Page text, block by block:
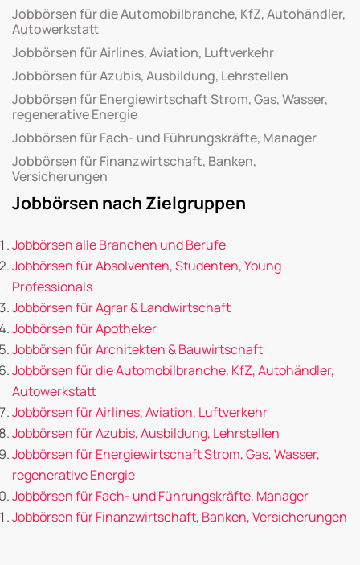
Jobbörsen für die Automobilbranche, KfZ, Autohändler,
Autowerkstatt
Jobbörsen für Airlines, Aviation, Luftverkehr
Jobbörsen für Azubis, Ausbildung, Lehrstellen
Jobbörsen für Energiewirtschaft Strom, Gas, Wasser,
regenerative Energie
Jobbörsen für Fach- und Führungskräfte, Manager
Jobbörsen für Finanzwirtschaft, Banken,
Versicherungen
Jobbörsen nach Zielgruppen
Jobbörsen alle Branchen und Berufe
Jobbörsen für Absolventen, Studenten, Young
Professionals
Jobbörsen für Agrar & Landwirtschaft
Jobbörsen für Apotheker
Jobbörsen für Architekten & Bauwirtschaft
Jobbörsen für die Automobilbranche, KfZ, Autohändler,
Autowerkstatt
Jobbörsen für Airlines, Aviation, Luftverkehr
Jobbörsen für Azubis, Ausbildung, Lehrstellen
Jobbörsen für Energiewirtschaft Strom, Gas, Wasser,
regenerative Energie
Jobbörsen für Fach- und Führungskräfte, Manager
Jobbörsen für Finanzwirtschaft, Banken, Versicherungen